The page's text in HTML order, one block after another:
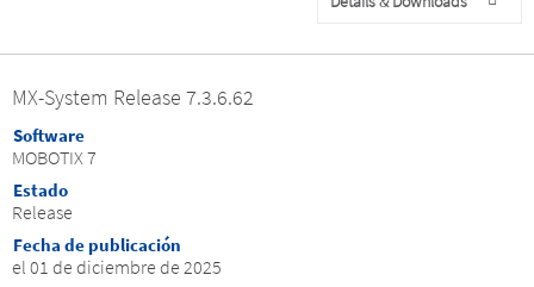
MX-System Release 7.3.6.62
Software
MOBOTIX 7
Estado
Release
Fecha de publicación
el 01 de diciembre de 2025